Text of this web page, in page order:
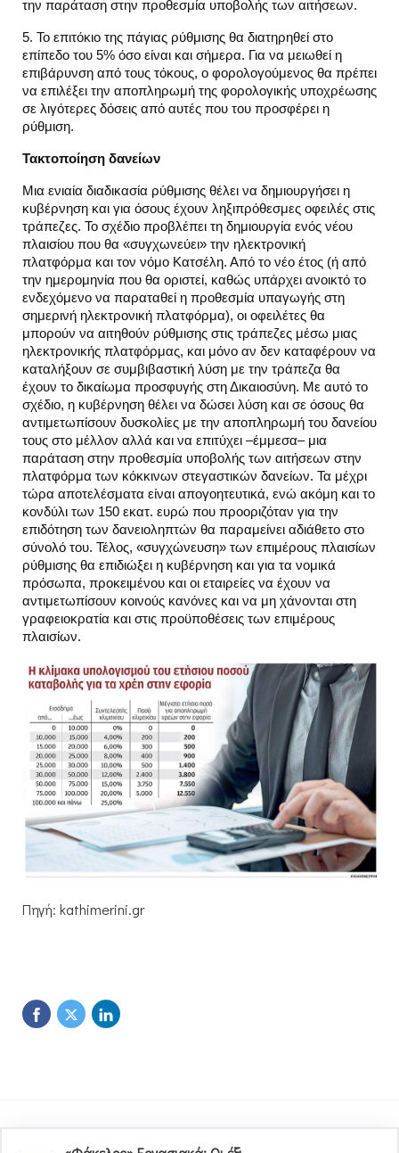
την παράταση στην προθεσμία υποβολής των αιτήσεων.
5. Το επιτόκιο της πάγιας ρύθμισης θα διατηρηθεί στο
επίπεδο του 5% όσο είναι και σήμερα. Για να μειωθεί η
επιβάρυνση από τους τόκους, ο φορολογούμενος θα πρέπει
να επιλέξει την αποπληρωμή της φορολογικής υποχρέωσης
σε λιγότερες δόσεις από αυτές που του προσφέρει η
ρύθμιση.
Τακτοποίηση δανείων
Μια ενιαία διαδικασία ρύθμισης θέλει να δημιουργήσει η
κυβέρνηση και για όσους έχουν ληξιπρόθεσμες οφειλές στις
τράπεζες. Το σχέδιο προβλέπει τη δημιουργία ενός νέου
πλαισίου που θα «συγχωνεύει» την ηλεκτρονική
πλατφόρμα και τον νόμο Κατσέλη. Από το νέο έτος (ή από
την ημερομηνία που θα οριστεί, καθώς υπάρχει ανοικτό το
ενδεχόμενο να παραταθεί η προθεσμία υπαγωγής στη
σημερινή ηλεκτρονική πλατφόρμα), οι οφειλέτες θα
μπορούν να αιτηθούν ρύθμισης στις τράπεζες μέσω μιας
ηλεκτρονικής πλατφόρμας, και μόνο αν δεν καταφέρουν να
καταλήξουν σε συμβιβαστική λύση με την τράπεζα θα
έχουν το δικαίωμα προσφυγής στη Δικαιοσύνη. Με αυτό το
σχέδιο, η κυβέρνηση θέλει να δώσει λύση και σε όσους θα
αντιμετωπίσουν δυσκολίες με την αποπληρωμή του δανείου
τους στο μέλλον αλλά και να επιτύχει –έμμεσα– μια
παράταση στην προθεσμία υποβολής των αιτήσεων στην
πλατφόρμα των κόκκινων στεγαστικών δανείων. Τα μέχρι
τώρα αποτελέσματα είναι απογοητευτικά, ενώ ακόμη και το
κονδύλι των 150 εκατ. ευρώ που προοριζόταν για την
επιδότηση των δανειοληπτών θα παραμείνει αδιάθετο στο
σύνολό του. Τέλος, «συγχώνευση» των επιμέρους πλαισίων
ρύθμισης θα επιδιώξει η κυβέρνηση και για τα νομικά
πρόσωπα, προκειμένου και οι εταιρείες να έχουν να
αντιμετωπίσουν κοινούς κανόνες και να μη χάνονται στη
γραφειοκρατία και στις προϋποθέσεις των επιμέρους
πλαισίων.
Πηγή: kathimerini.gr